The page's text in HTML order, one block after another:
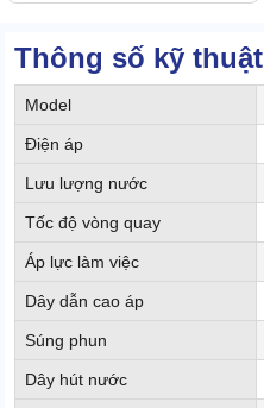
Thông số kỹ thuật
Model
Điện áp
Lưu lượng nước
Tốc độ vòng quay
Áp lực làm việc
Dây dẫn cao áp
Súng phun
Dây hút nước